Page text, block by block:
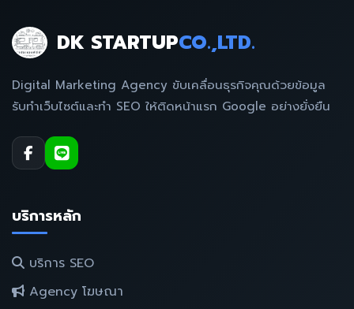
DK STARTUPCO.,LTD.
Digital Marketing Agency ขับเคลื่อนธุรกิจคุณด้วยข้อมูล
รับทำเว็บไซต์และทำ SEO ให้ติดหน้าแรก Google อย่างยั่งยืน
บริการหลัก
บริการ SEO
Agency โฆษณา